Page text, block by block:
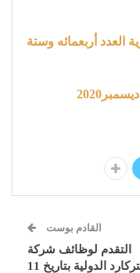
العدد أربعمائه وستة
القادم بوست
التقدم لوظائف شركة
ماستركارد الدولية بتاريخ 11